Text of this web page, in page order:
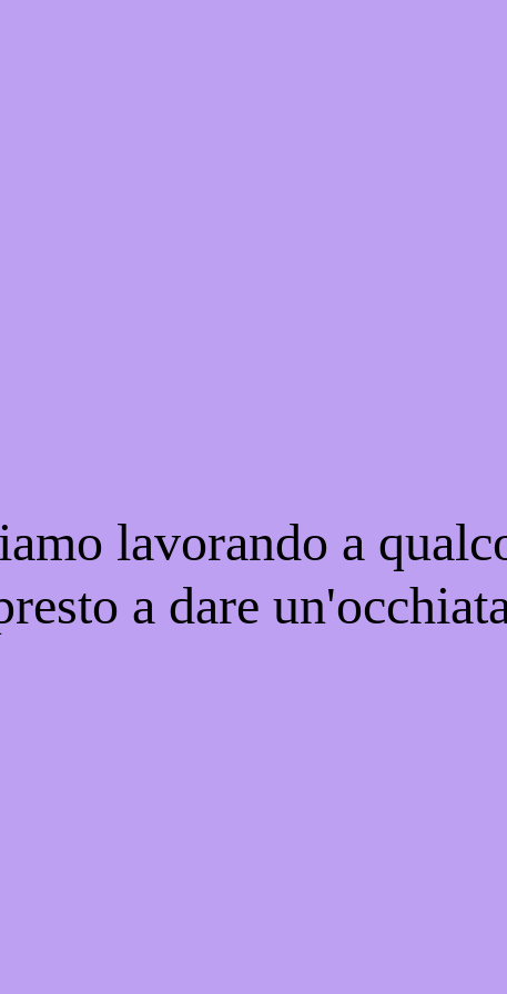
lavorando a
a dare